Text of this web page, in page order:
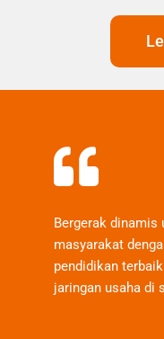
Bergerak dinamis
masyarakat
pendidikan
jaringan usaha di